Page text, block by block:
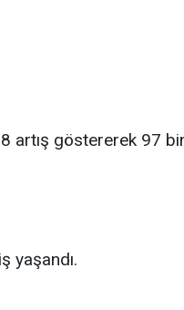
artış göstererek 97
yaşandı.